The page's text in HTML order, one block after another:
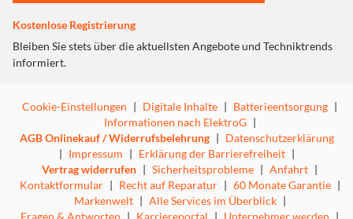
Kostenlose Registrierung
Bleiben Sie stets über die aktuellsten Angebote und Techniktrends
informiert.
Cookie-Einstellungen | Digitale Inhalte | Batterieentsorgung |
Informationen nach ElektroG |
AGB Onlinekauf / Widerrufsbelehrung | Datenschutzerklärung
| Impressum | Erklärung der Barrierefreiheit |
Vertrag widerrufen | Sicherheitsprobleme | Anfahrt |
Kontaktformular | Recht auf Reparatur | 60 Monate Garantie |
Markenwelt | Alle Services im Überblick |
Fragen & Antworten | Karriereportal | Unternehmer werden |